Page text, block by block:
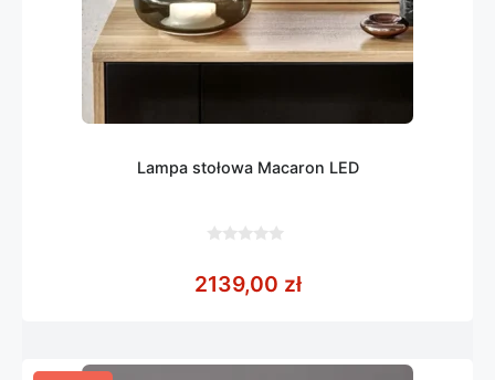
Lampa stołowa Macaron LED
5
2139,00 zł